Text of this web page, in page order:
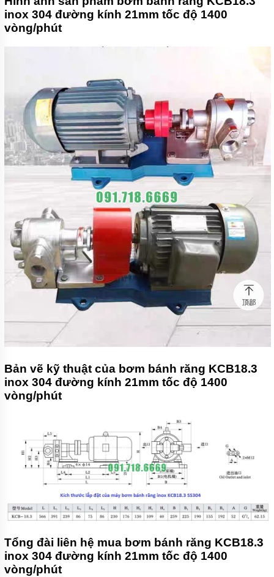
inox 304 đường kính 21mm tốc độ 1400
vòng/phút
Bản vẽ kỹ thuật của bơm bánh răng KCB18.3
inox 304 đường kính 21mm tốc độ 1400
vòng/phút
Tổng đài liên hệ mua bơm bánh răng KCB18.3
inox 304 đường kính 21mm tốc độ 1400
vòng/phút